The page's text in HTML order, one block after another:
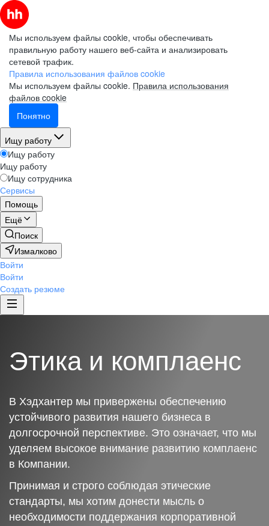
Мы используем файлы cookie, чтобы обеспечивать
правильную работу нашего веб-сайта и анализировать
сетевой трафик.
Правила использования файлов cookie
Мы используем файлы cookie. Правила использования
файлов cookie
Понятно
Ищу работу
Ищу работу
Ищу работу
Ищу сотрудника
Сервисы
Помощь
Ещё
Поиск
Измалково
Войти
Войти
Создать резюме
Этика и комплаенс
В Хэдхантер мы привержены обеспечению
устойчивого развития нашего бизнеса в
долгосрочной перспективе. Это означает, что мы
уделяем высокое внимание развитию комплаенс
в Компании.
Принимая и строго соблюдая этические
стандарты, мы хотим донести мысль о
необходимости поддержания корпоративной